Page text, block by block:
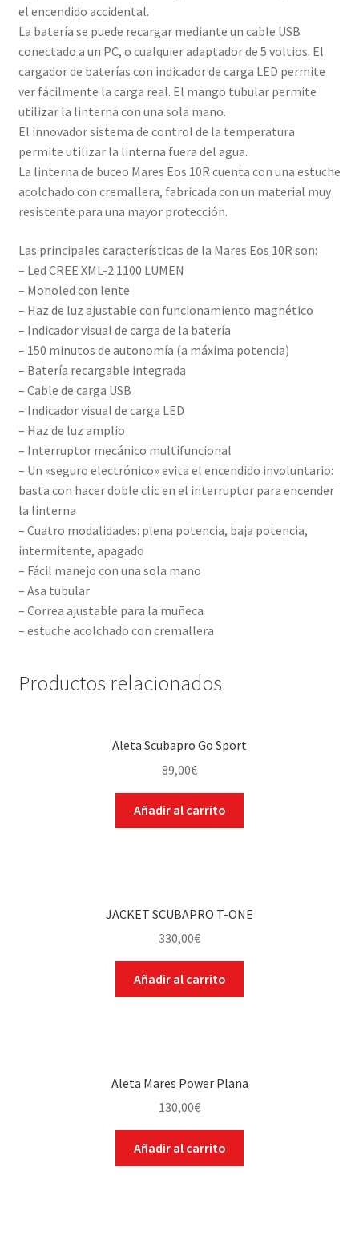
el encendido accidental.
La batería se puede recargar mediante un cable USB
conectado a un PC, o cualquier adaptador de 5 voltios. El
cargador de baterías con indicador de carga LED permite
ver fácilmente la carga real. El mango tubular permite
utilizar la linterna con una sola mano.
El innovador sistema de control de la temperatura
permite utilizar la linterna fuera del agua.
La linterna de buceo Mares Eos 10R cuenta con una estuche
acolchado con cremallera, fabricada con un material muy
resistente para una mayor protección.
Las principales características de la Mares Eos 10R son:
– Led CREE XML-2 1100 LUMEN
– Monoled con lente
– Haz de luz ajustable con funcionamiento magnético
– Indicador visual de carga de la batería
– 150 minutos de autonomía (a máxima potencia)
– Batería recargable integrada
– Cable de carga USB
– Indicador visual de carga LED
– Haz de luz amplio
– Interruptor mecánico multifuncional
– Un «seguro electrónico» evita el encendido involuntario:
basta con hacer doble clic en el interruptor para encender
la linterna
– Cuatro modalidades: plena potencia, baja potencia,
intermitente, apagado
– Fácil manejo con una sola mano
– Asa tubular
– Correa ajustable para la muñeca
– estuche acolchado con cremallera
Productos relacionados
Aleta Scubapro Go Sport
89,00€
Añadir al carrito
JACKET SCUBAPRO T-ONE
330,00€
Añadir al carrito
Aleta Mares Power Plana
130,00€
Añadir al carrito